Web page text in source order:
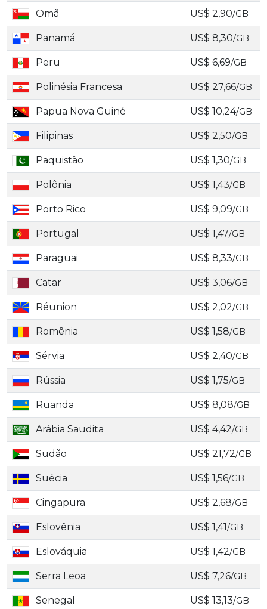
Omã US$ 2,90/GB
Panamá US$ 8,30/GB
Peru US$ 6,69/GB
Polinésia Francesa US$ 27,66/GB
Papua Nova Guiné US$ 10,24/GB
Filipinas US$ 2,50/GB
Paquistão US$ 1,30/GB
Polônia US$ 1,43/GB
Porto Rico US$ 9,09/GB
Portugal US$ 1,47/GB
Paraguai US$ 8,33/GB
Catar US$ 3,06/GB
Réunion US$ 2,02/GB
Romênia US$ 1,58/GB
Sérvia US$ 2,40/GB
Rússia US$ 1,75/GB
Ruanda US$ 8,08/GB
Arábia Saudita US$ 4,42/GB
Sudão US$ 21,72/GB
Suécia US$ 1,56/GB
Cingapura US$ 2,68/GB
Eslovênia US$ 1,41/GB
Eslováquia US$ 1,42/GB
Serra Leoa US$ 7,26/GB
Senegal US$ 13,13/GB